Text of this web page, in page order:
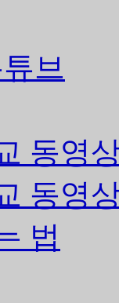
브
동영
동영
법